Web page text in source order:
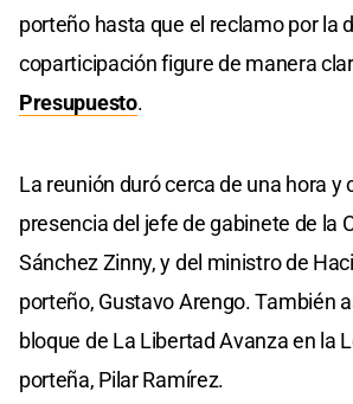
porteño hasta que el reclamo por la
coparticipación figure de manera
Presupuesto.
La reunión duró cerca de una hora y
presencia del jefe de gabinete de la
Sánchez Zinny, y del ministro de
porteño, Gustavo Arengo. También
bloque de La Libertad Avanza en la
porteña, Pilar Ramírez.